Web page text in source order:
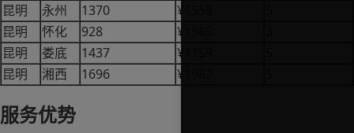
昆明 永州 1370 ¥1558
昆明 怀化 928 ¥1585
昆明 娄底 1437 ¥1759
昆明 湘西 1696 ¥1982
服务优势